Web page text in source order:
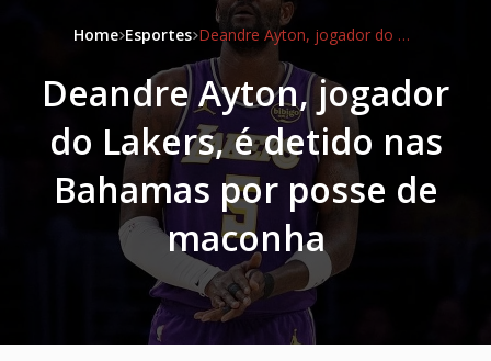
Home Esportes Deandre Ayton, jogador do Lakers, é detido nas Bahamas por posse de maconha
Deandre Ayton, jogador
do Lakers, é detido nas
Bahamas por posse de
maconha